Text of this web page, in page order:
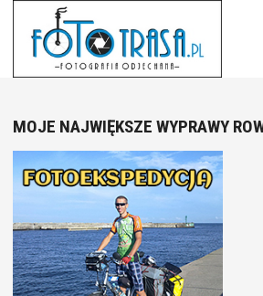
content
MOJE NAJWIĘKSZE WYPRAWY